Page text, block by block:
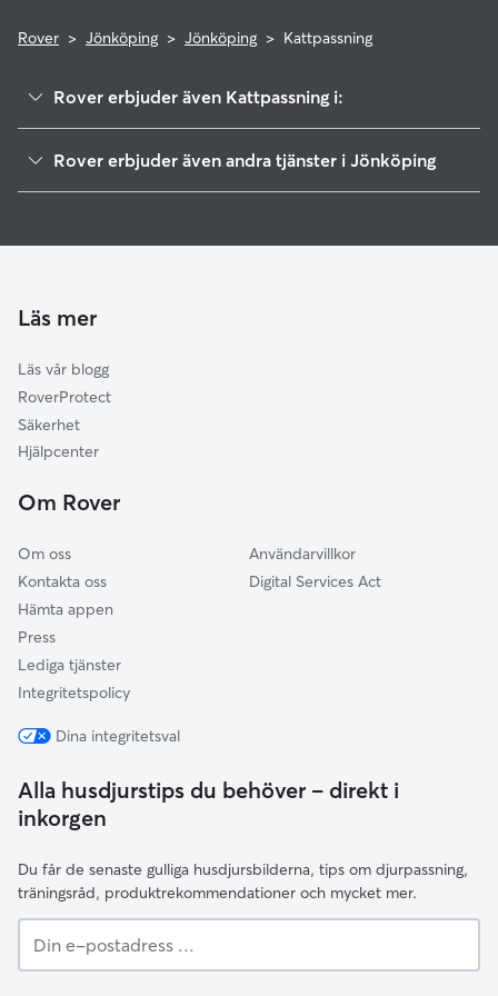
Rover > Jönköping > Jönköping > Kattpassning
Rover erbjuder även Kattpassning i:
Värnamo
Vara
Götene
Bollebygd
Alingsås
Rover erbjuder även andra tjänster i Jönköping
Läs mer
Läs vår blogg
RoverProtect
Säkerhet
Hjälpcenter
Om Rover
Om oss
Kontakta oss
Hämta appen
Press
Lediga tjänster
Integritetspolicy
Användarvillkor
Digital Services Act
Dina integritetsval
Alla husdjurstips du behöver – direkt i
inkorgen
Du får de senaste gulliga husdjursbilderna, tips om djurpassning,
träningsråd, produktrekommendationer och mycket mer.
e-